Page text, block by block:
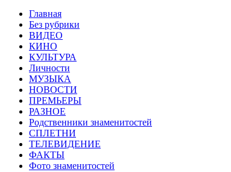
Главная
Без рубрики
ВИДЕО
КИНО
КУЛЬТУРА
Личности
МУЗЫКА
НОВОСТИ
ПРЕМЬЕРЫ
РАЗНОЕ
Родственники знаменитостей
СПЛЕТНИ
ТЕЛЕВИДЕНИЕ
ФАКТЫ
Фото знаменитостей